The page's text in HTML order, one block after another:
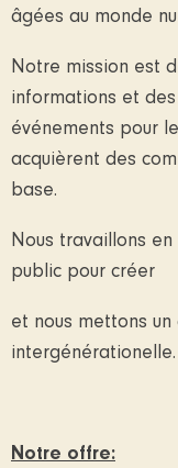
âgées au monde
Notre mission est
informations et
événements pour
acquièrent des
base.
Nous travaillons
public pour créer
et nous mettons
intergénérationelle.
Notre offre: